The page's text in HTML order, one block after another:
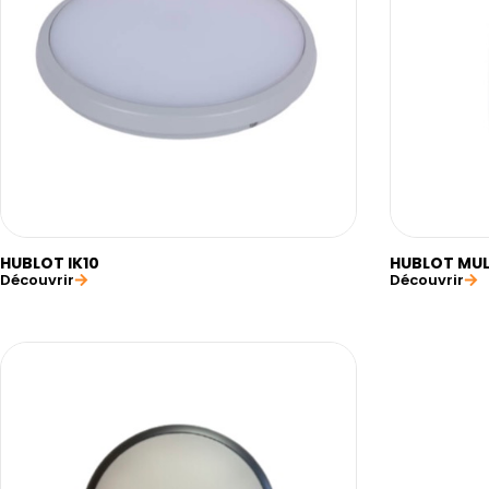
HUBLOT IK10
Découvrir
HUBLOT
Découvrir